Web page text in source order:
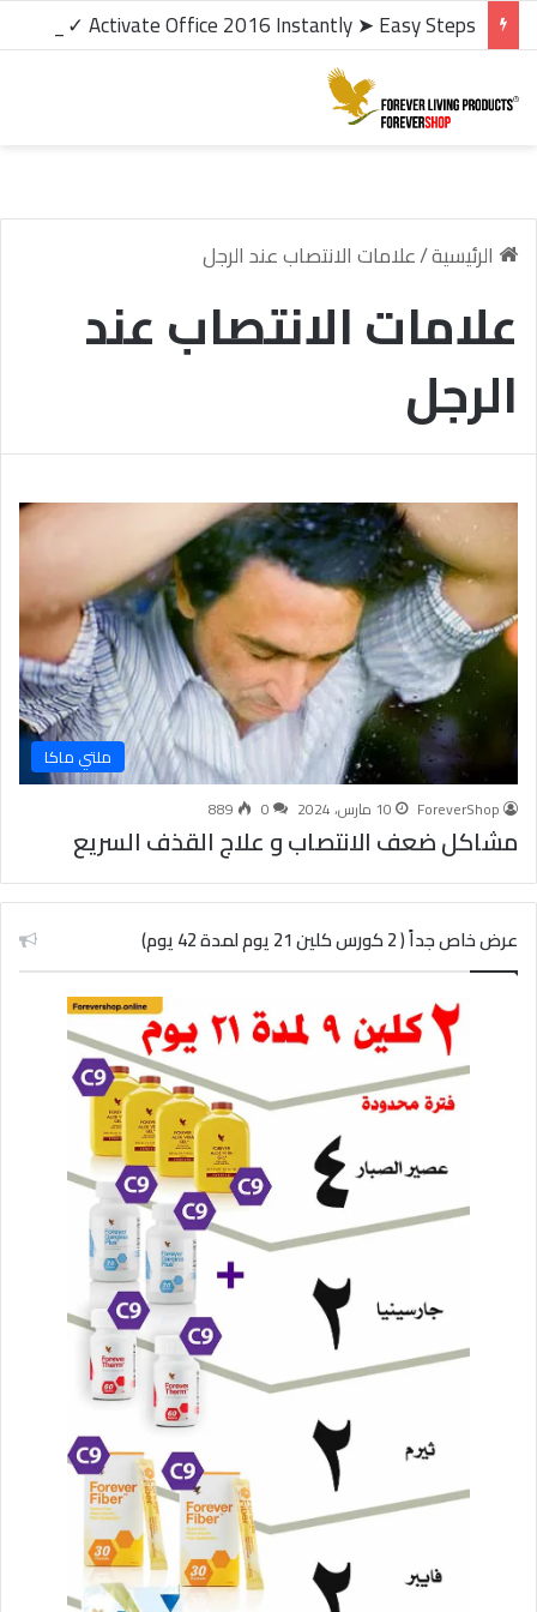
microsoft office 2016 kms activator ✓ Activate Office 2016 Instantly ➤ Easy Steps
الرئيسية/علامات الانتصاب عند الرجل
علامات الانتصاب عند
الرجل
ملتي ماكا
ForeverShop 10 مارس، 2024 0
889
مشاكل ضعف الانتصاب و علاج القذف السريع
عرض خاص جداً ( 2 كورس كلين 21 يوم لمدة 42 يوم)